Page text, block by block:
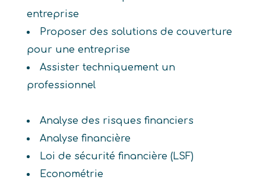
entreprise
Proposer des solutions de couverture
pour une entreprise
Assister techniquement un
professionnel
Analyse des risques financiers
Analyse financière
Loi de sécurité financière (LSF)
Econométrie